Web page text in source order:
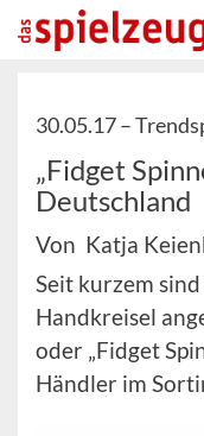
30.05.17 –
„Fidget
Deutschland
Von Katja
Seit kurzem
Handkreisel
oder „Fidget
Händler im